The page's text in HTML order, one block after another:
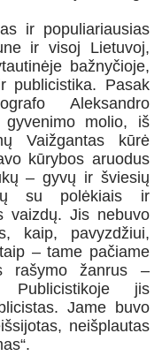
ir populiariausias
ir visoj Lietuvoj,
bažnyčioje,
publicistika. Pasak
Aleksandro
gyvenimo molio, iš
Vaižgantas kūrė
kūrybos aruodus
– gyvų ir šviesių
su polėkiais ir
vaizdų. Jis nebuvo
kaip, pavyzdžiui,
– tame pačiame
rašymo žanrus –
Publicistikoje jis
Jame buvo
neišplautas